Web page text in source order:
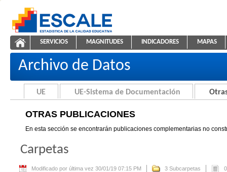
ESCALE - Unidad de Estadística Educativa
Otras Publicaciones
NAVEGACIÓN
SERVICIOS MAGNITUDES INDICADORES MAPAS
Archivo de Datos
UE UE-Sistema de Documentación
OTRAS PUBLICACIONES
En esta sección se encontrarán publicaciones complementarias no
Carpetas
Modificado por última vez 30/01/19 07:15 PM 3 Subcarpetas